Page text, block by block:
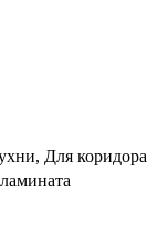
Для коридора